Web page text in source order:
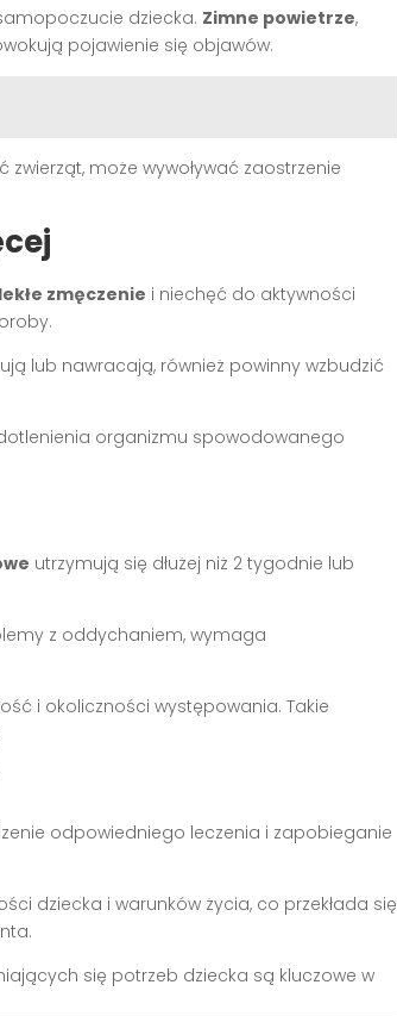
dziecka. Zimne powietrze,
pojawienie się objawów.
zwierząt, może wywoływać zaostrzenie
zmęczenie i niechęć do aktywności
lub nawracają, również powinny wzbudzić
organizmu spowodowanego
utrzymują się dłużej niż 2 tygodnie lub
z oddychaniem, wymaga
i okoliczności występowania. Takie
odpowiedniego leczenia i zapobieganie
dziecka i warunków życia, co przekłada się
się potrzeb dziecka są kluczowe w